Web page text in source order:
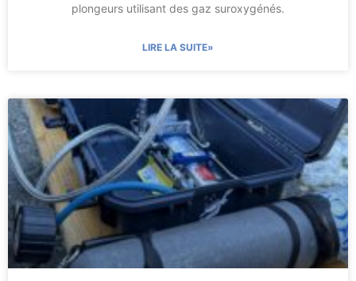
plongeurs utilisant des gaz suroxygénés.
LIRE LA SUITE»